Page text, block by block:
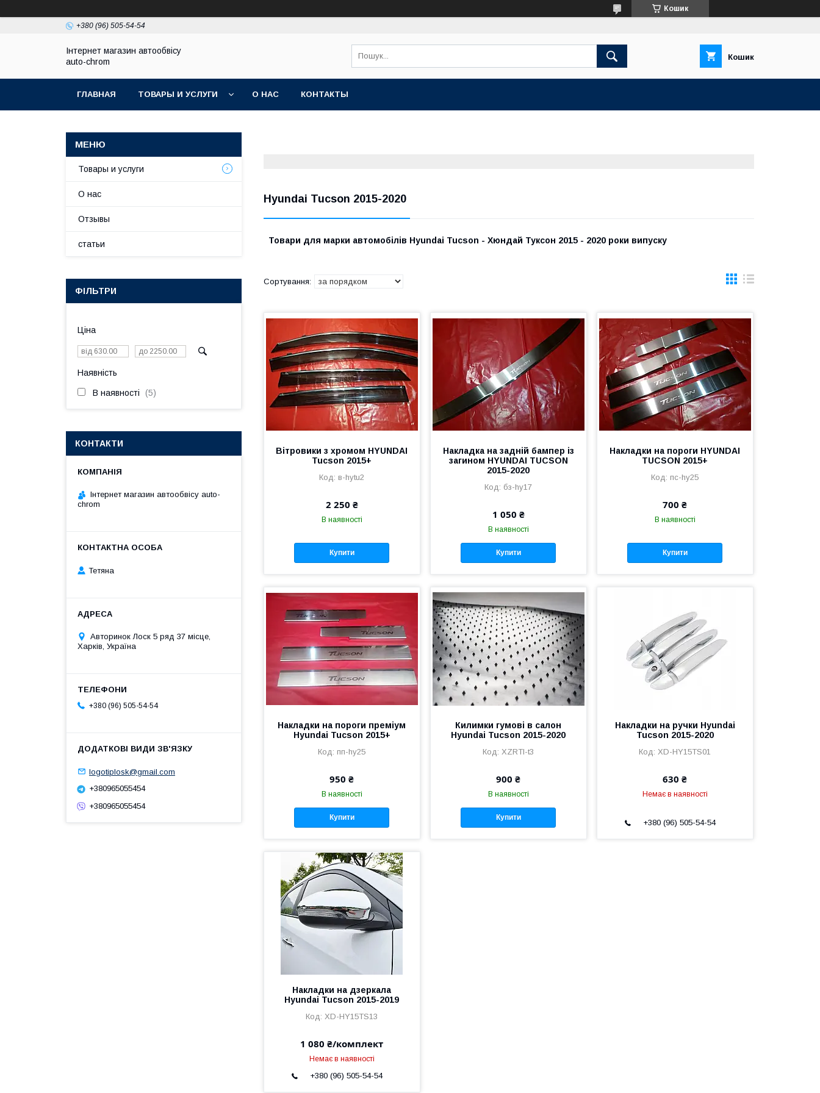
Кошик
+380 (96) 505-54-54
Інтернет магазин автообвісу
auto-chrom
Кошик
ГЛАВНАЯ ТОВАРЫ И УСЛУГИ О НАС КОНТАКТЫ
Hyundai Tucson 2015-2020
Товари для марки автомобілів Hyundai Tucson - Хюндай Туксон 2015 - 2020 роки випуску
Вітровики з хромом HYUNDAI
Tucson 2015+
в-hytu2
2 250 ₴
В наявності
Купити
Накладка на задній бампер із
загином HYUNDAI TUCSON
2015-2020
бз-hy17
1 050 ₴
В наявності
Купити
Накладки на пороги HYUNDAI
TUCSON 2015+
пс-hy25
700 ₴
В наявності
Купити
Накладки на пороги преміум
Hyundai Tucson 2015+
пп-hy25
950 ₴
В наявності
Купити
Килимки гумові в салон
Hyundai Tucson 2015-2020
XZRTI-t3
900 ₴
В наявності
Купити
Накладки на ручки Hyundai
Tucson 2015-2020
XD-HY15TS01
630 ₴
Немає в наявності
+380 (96) 505-54-54
Накладки на дзеркала
Hyundai Tucson 2015-2019
XD-HY15TS13
1 080 ₴/комплект
Немає в наявності
+380 (96) 505-54-54
Товары и услуги
О нас
Отзывы
статьи
ФІЛЬТРИ
Ціна
Наявність
В наявності 5
КОНТАКТИ
Інтернет магазин автообвісу auto-
chrom
Тетяна
Авторинок Лоск 5 ряд 37 місце,
Харків, Україна
+380 (96) 505-54-54
logotiplosk@gmail.com
+380965055454
+380965055454